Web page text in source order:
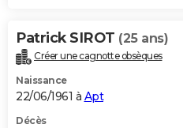
Patrick SIROT (25 ans)
Créer une cagnotte obsèques
Naissance
22/06/1961 à Apt
Décès